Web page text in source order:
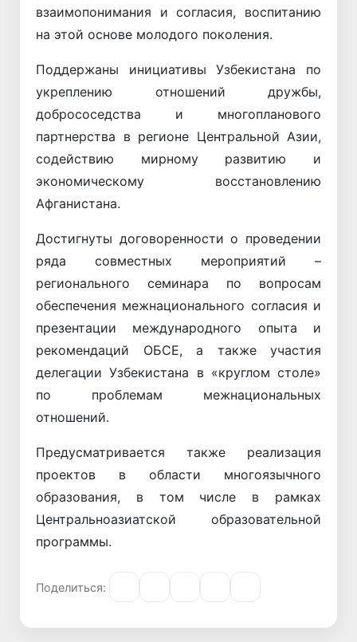
взаимопонимания и согласия, воспитанию
на этой основе молодого поколения.
Поддержаны инициативы Узбекистана по
укреплению отношений дружбы,
добрососедства и многопланового
партнерства в регионе Центральной Азии,
содействию мирному развитию и
экономическому восстановлению
Афганистана.
Достигнуты договоренности о проведении
ряда совместных мероприятий –
регионального семинара по вопросам
обеспечения межнационального согласия и
презентации международного опыта и
рекомендаций ОБСЕ, а также участия
делегации Узбекистана в «круглом столе»
по проблемам межнациональных
отношений.
Предусматривается также реализация
проектов в области многоязычного
образования, в том числе в рамках
Центральноазиатской образовательной
программы.
Поделиться: